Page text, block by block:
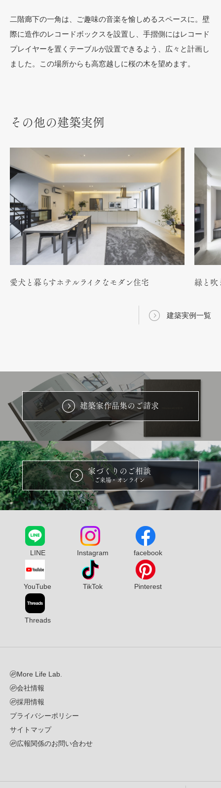
二階廊下の一角は、ご趣味の音楽を愉しめるスペースに。壁
際に造作のレコードボックスを設置し、手摺側にはレコード
プレイヤーを置くテーブルが設置できるよう、広々と計画し
ました。この場所からも高窓越しに桜の木を望めます。
その他の建築実例
愛犬と暮らすホテルライクなモダン住宅 緑と吹
建築実例一覧
建築家作品集のご請求
家づくりのご相談
ご来場・オンライン
LINE Instagram facebook
YouTube TikTok Pinterest
Threads
More Life Lab.
会社情報
採用情報
プライバシーポリシー
サイトマップ
広報関係のお問い合わせ